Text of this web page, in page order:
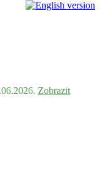
Zobrazit